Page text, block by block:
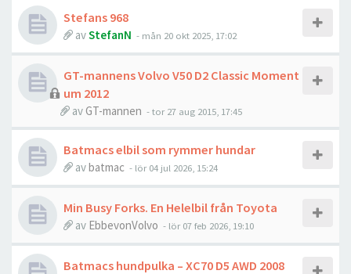
Stefans 968
avStefanN - mån 20 okt 2025, 17:02
GT-mannens Volvo V50 D2 Classic Moment
um 2012
av GT-mannen - tor 27 aug 2015, 17:45
Batmacs elbil som rymmer hundar
avbatmac - lör 04 jul 2026, 15:24
Min Busy Forks. En Helelbil från Toyota
av EbbevonVolvo - lör 07 feb 2026, 19:10
Batmacs hundpulka – XC70 D5 AWD 2008